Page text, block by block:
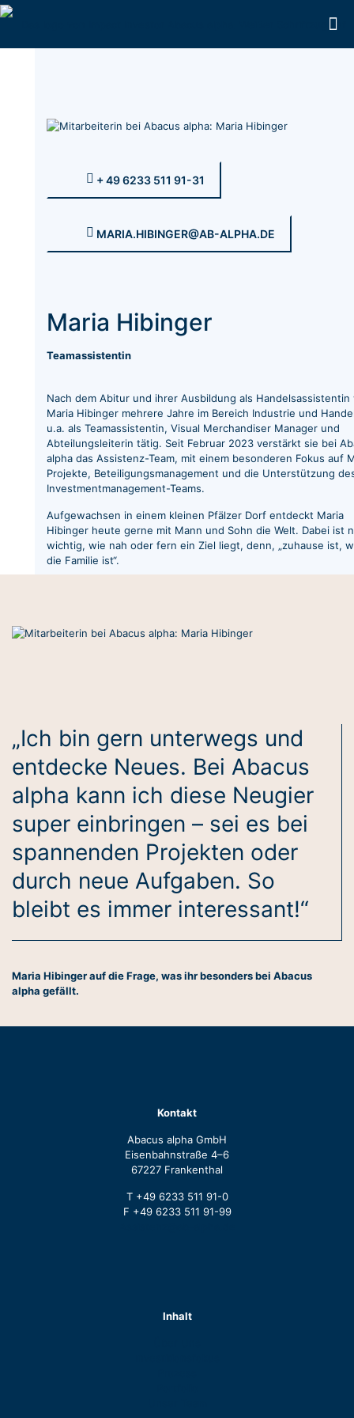
+ 49 6233 511 91-31
MARIA.HIBINGER@AB-ALPHA.DE
Maria Hibinger
Teamassistentin
Nach dem Abitur und ihrer Ausbildung als Handelsassistentin
Maria Hibinger mehrere Jahre im Bereich Industrie und
u.a. als Teamassistentin, Visual Merchandiser Manager und
Abteilungsleiterin tätig. Seit Februar 2023 verstärkt sie bei
alpha das Assistenz-Team, mit einem besonderen Fokus auf
Projekte, Beteiligungsmanagement und die Unterstützung
Investmentmanagement-Teams.
Aufgewachsen in einem kleinen Pfälzer Dorf entdeckt Maria
Hibinger heute gerne mit Mann und Sohn die Welt. Dabei ist
wichtig, wie nah oder fern ein Ziel liegt, denn, „zuhause ist,
die Familie ist“.
„Ich bin gern unterwegs und
entdecke Neues. Bei Abacus
alpha kann ich diese Neugier
super einbringen – sei es bei
spannenden Projekten oder
durch neue Aufgaben. So
bleibt es immer interessant!“
Maria Hibinger auf die Frage, was ihr besonders bei Abacus
alpha gefällt.
Kontakt
Abacus alpha GmbH
Eisenbahnstraße 4–6
67227 Frankenthal
T +49 6233 511 91-0
F +49 6233 511 91-99
Inhalt